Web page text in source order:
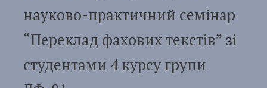
науково-практичний семінар
“Переклад фахових текстів” зі
студентами 4 курсу групи